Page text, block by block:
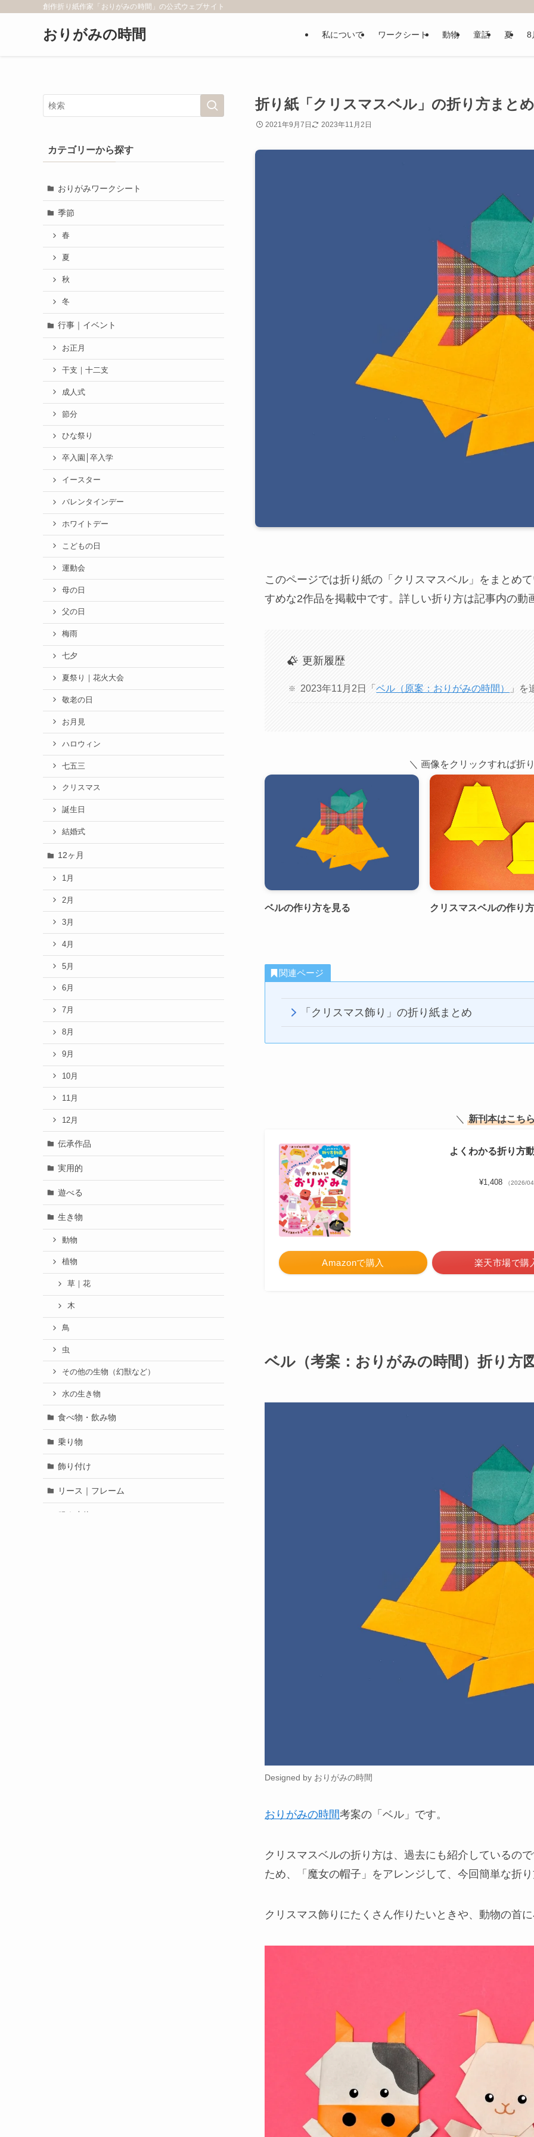
創作折り紙作家「おりがみの時間」の公式ウェブサイト
おりがみの時間 私について ワークシート 動物 童話 夏 8
折り紙「クリスマスベル」の折り方まと
2021年9月7日 2023年11月2日
このページでは折り紙の「クリスマスベル」をまとめ
すめな2作品を掲載中です。詳しい折り方は記事内の動
更新履歴
2023年11月2日「ベル（原案：おりがみの時間） 」を
＼ 画像をクリックすれば折
ベルの作り方を見る クリスマスベルの作り
関連ページ
「クリスマス飾り」の折り紙まとめ
＼ 新刊本はこち
よくわかる折り方
¥1,408 （2026/
Amazonで購入 楽天市場で購
ベル（考案：おりがみの時間）折り方
Designed by おりがみの時間
おりがみの時間考案の「ベル」です。
クリスマスベルの折り方は、過去にも紹介しているの
ため、「魔女の帽子」をアレンジして、今回簡単な折
クリスマス飾りにたくさん作りたいときや、動物の首
カテゴリーから探す
おりがみワークシート
季節
春
夏
秋
冬
行事｜イベント
お正月
干支｜十二支
成人式
節分
ひな祭り
卒入園│卒入学
イースター
バレンタインデー
ホワイトデー
こどもの日
運動会
母の日
父の日
梅雨
七夕
夏祭り｜花火大会
敬老の日
お月見
ハロウィン
七五三
クリスマス
誕生日
結婚式
12ヶ月
1月
2月
3月
4月
5月
6月
7月
8月
9月
10月
11月
12月
伝承作品
実用的
遊べる
生き物
動物
植物
草｜花
木
鳥
虫
その他の生物（幻獣など）
水の生き物
食べ物・飲み物
乗り物
飾り付け
リース｜フレーム
服｜小物